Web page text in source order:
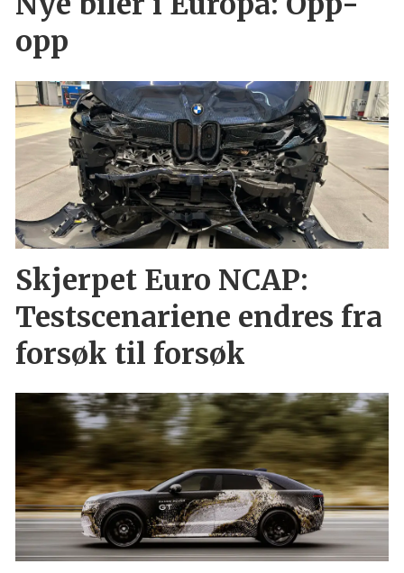
opp
Skjerpet Euro NCAP:
Testscenariene endres fra
forsøk til forsøk